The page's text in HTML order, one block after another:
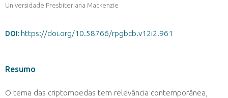
Universidade Presbiteriana Mackenzie
DOI: https://doi.org/10.58766/rpgbcb.v12i2.961
Resumo
O tema das criptomoedas tem relevância contemporânea,